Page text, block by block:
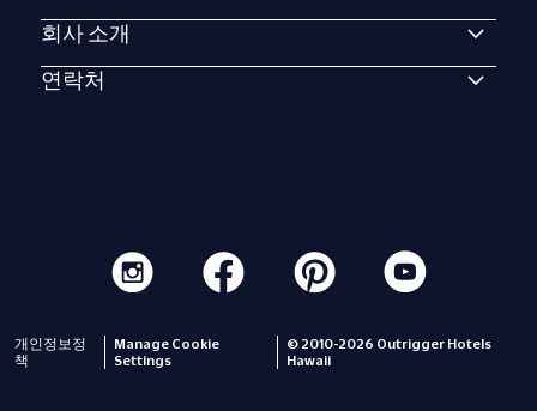
회사 소개
연락처
개인정보정
책
Manage Cookie
Settings
© 2010-2026 Outrigger Hotels
Hawaii